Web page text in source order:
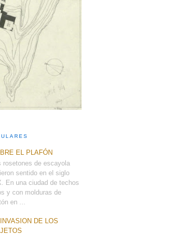
EL PLAFÓN
rosetones de escayola
sentido en el siglo
En una ciudad de techos
y con molduras de
en ...
DE LOS